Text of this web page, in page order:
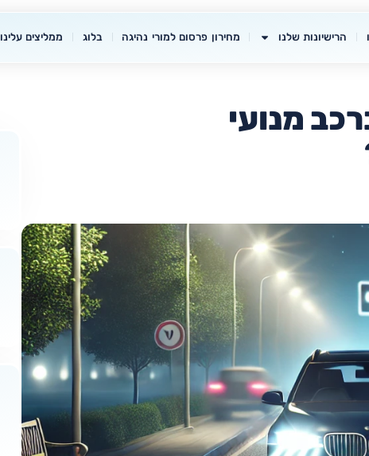
הרישיונות שלנו מחירון פרסום למורי נהיגה בלוג ממליצים עלינו
מנועי